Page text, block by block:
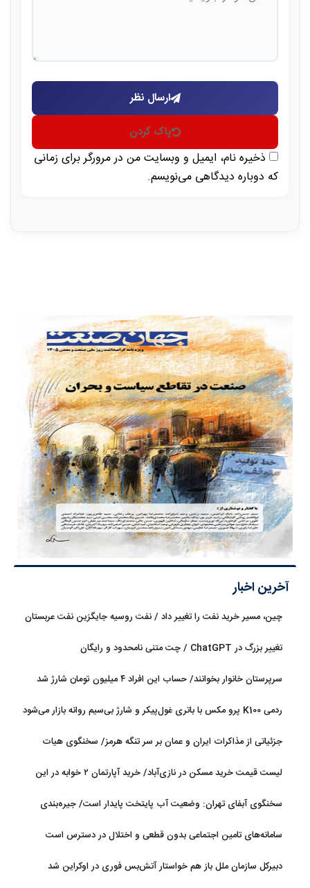
ارسال نظر
پاک کردن
ذخیره نام، ایمیل و وبسایت من در مرورگر برای زمانی
که دوباره دیدگاهی می‌نویسم.
آخرین اخبار
چین، مسیر خرید نفت را تغییر داد / نفت روسیه جایگزین نفت عربستان
تغییر بزرگ در ChatGPT / چت متنی نامحدود و رایگان
سرپرستان خانوار بخوانند/ حساب این افراد ۴ میلیون تومان شارژ شد
ردمی K100 پرو مکس با باتری غول‌پیکر و شارژ بی‌سیم روانه بازار می‌شود
جزئیاتی از مذاکرات ایران و عمان بر سر تنگه هرمز/ سخنگوی هیات
لیست قیمت خرید مسکن در نازی‌آباد/ خرید آپارتمان ۲ خوابه در این
سخنگوی آبفای تهران: وضعیت آب پایتخت پایدار است/ جیره‌بندی
سامانه‌های تامین اجتماعی بدون قطعی و اختلال در دسترس است
دبیرکل سازمان ملل باز هم خواستار آتش‌بس فوری در اوکراین شد